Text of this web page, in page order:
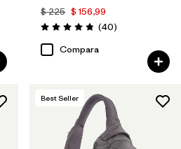
$ 225 $ 156,99
Valoración: 4.8 / 5
(40Comentarios
)
Compara
Best Seller